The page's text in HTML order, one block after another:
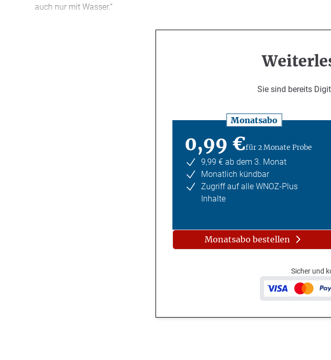
auch nur mit Wasser.“
Sie sind bereits
Monatsabo
0,99 €für 2 Monate Probe
9,99 € ab dem 3. Monat
Monatlich kündbar
Zugriff auf alle WNOZ-Plus
Inhalte
Monatsabo bestellen
Sicher und